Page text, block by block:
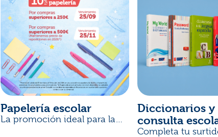
Papelería escolar
La promoción ideal para la
Diccionarios y
consulta
Completa tu